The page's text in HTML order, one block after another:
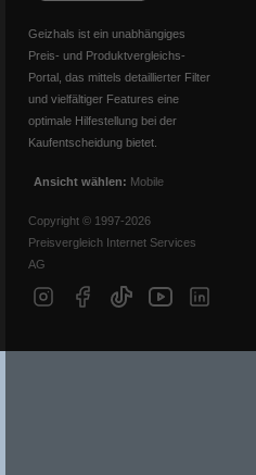
Geizhals ist ein unabhängiges
Preis- und Produktvergleichs-
Portal, das mittels detaillierter Filter
und vielfältiger Features eine
optimale Hilfestellung bei der
Kaufentscheidung bietet.
Ansicht wählen: Mobile
Copyright © 1997-2026
Preisvergleich Internet Services
AG